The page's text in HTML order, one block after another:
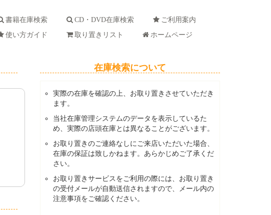
書籍在庫検索 CD・DVD在庫検索
ご利用案内
使い方ガイド
取り置きリスト ホームページ
在庫検索について
実際の在庫を確認の上、お取り置きさせていただき
ます。
当社在庫管理システムのデータを表示しているた
め、実際の店頭在庫とは異なることがございます。
お取り置きのご連絡なしにご来店いただいた場合、
在庫の保証は致しかねます。あらかじめご了承くだ
さい。
お取り置きサービスをご利用の際には、お取り置き
の受付メールが自動送信されますので、メール内の
注意事項をご確認ください。